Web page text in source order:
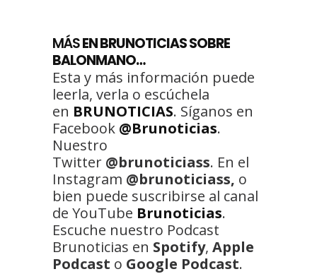
MÁSEN BRUNOTICIAS SOBRE
BALONMANO…
Esta y más información puede
leerla, verla o escúchela
en BRUNOTICIAS. Síganos en
Facebook @Brunoticias.
Nuestro
Twitter @brunoticiass. En el
Instagram @brunoticiass, o
bien puede suscribirse al canal
de YouTube Brunoticias.
Escuche nuestro Podcast
Brunoticias en Spotify, Apple
Podcast o Google Podcast.